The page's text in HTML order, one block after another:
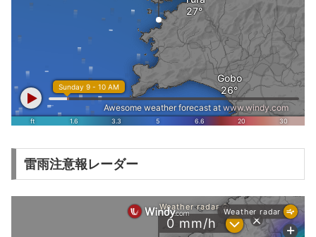
雷雨注意報レーダー